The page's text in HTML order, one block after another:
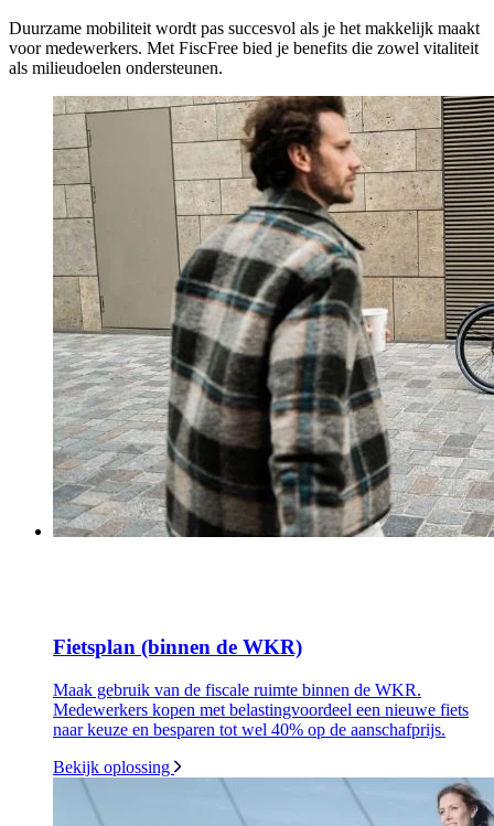
Duurzame mobiliteit wordt pas succesvol als je het makkelijk maakt
voor medewerkers. Met FiscFree bied je benefits die zowel vitaliteit
als milieudoelen ondersteunen.
Fietsplan (binnen de WKR)
Maak gebruik van de fiscale ruimte binnen de WKR.
Medewerkers kopen met belastingvoordeel een nieuwe fiets
naar keuze en besparen tot wel 40% op de aanschafprijs.
Bekijk oplossing